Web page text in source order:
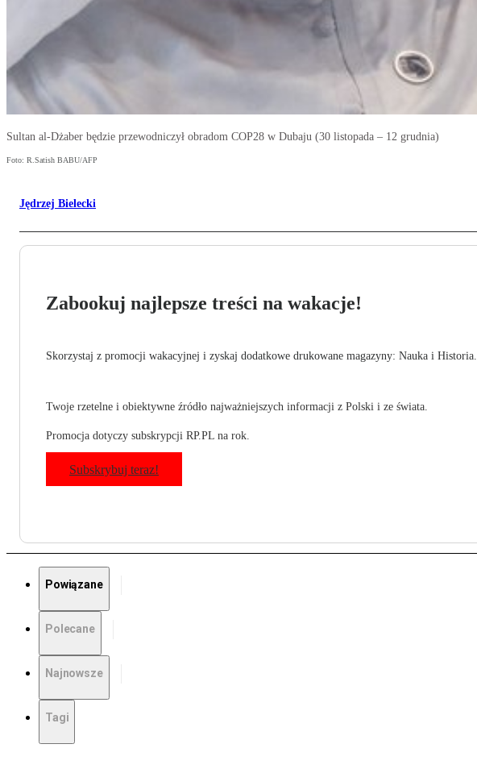
Sultan al-Dżaber będzie przewodniczył obradom COP28 w Dubaju (30 listopada – 12 grudnia)
Foto: R.Satish BABU/AFP
Jędrzej Bielecki
Zabookuj najlepsze treści na wakacje!
Skorzystaj z promocji wakacyjnej i zyskaj dodatkowe drukowane magazyny: Nauka i Historia.
Twoje rzetelne i obiektywne źródło najważniejszych informacji z Polski i ze świata.
Promocja dotyczy subskrypcji RP.PL na rok.
Subskrybuj teraz!
Powiązane
Polecane
Najnowsze
Tagi